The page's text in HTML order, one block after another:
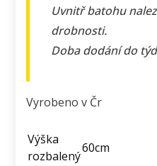
Uvnitř batohu
drobnosti.
Doba dodání do
Vyrobeno v Čr
Výška
rozbalený
60cm